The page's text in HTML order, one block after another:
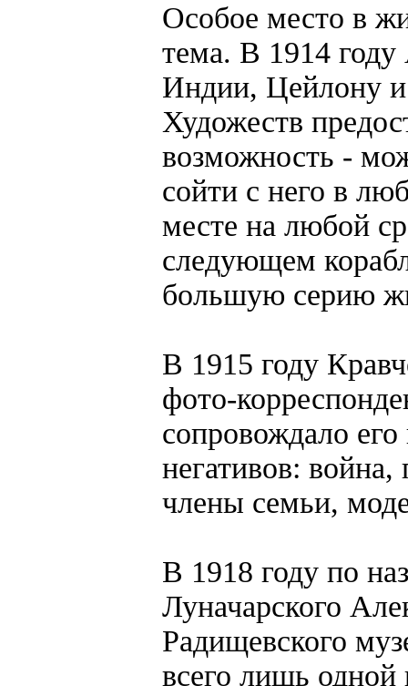
Особое место в
тема. В 1914
Индии, Цейлону
Художеств
возможность -
сойти с него в
месте на любой
следующем
большую серию
В 1915 году
фото-
сопровождало
негативов:
члены семьи,
В 1918 году по
Луначарского
Радищевского
всего лишь одной